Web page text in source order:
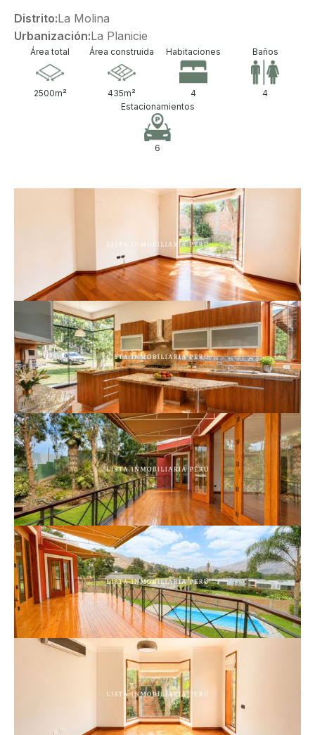
Distrito:La Molina
Urbanización:La Planicie
Área total
2500m²
Área construida
435m²
Habitaciones
4
Baños
4
Estacionamientos
6